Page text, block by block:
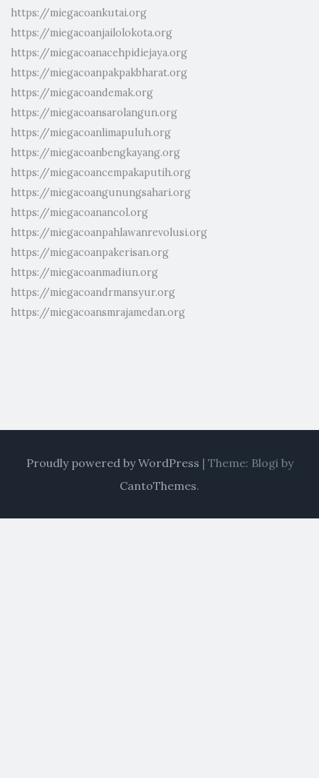
https://miegacoankutai.org
https://miegacoanjailolokota.org
https://miegacoanacehpidiejaya.org
https://miegacoanpakpakbharat.org
https://miegacoandemak.org
https://miegacoansarolangun.org
https://miegacoanlimapuluh.org
https://miegacoanbengkayang.org
https://miegacoancempakaputih.org
https://miegacoangunungsahari.org
https://miegacoanancol.org
https://miegacoanpahlawanrevolusi.org
https://miegacoanpakerisan.org
https://miegacoanmadiun.org
https://miegacoandrmansyur.org
https://miegacoansmrajamedan.org
Proudly powered by WordPress | Theme: Blogi by
CantoThemes.